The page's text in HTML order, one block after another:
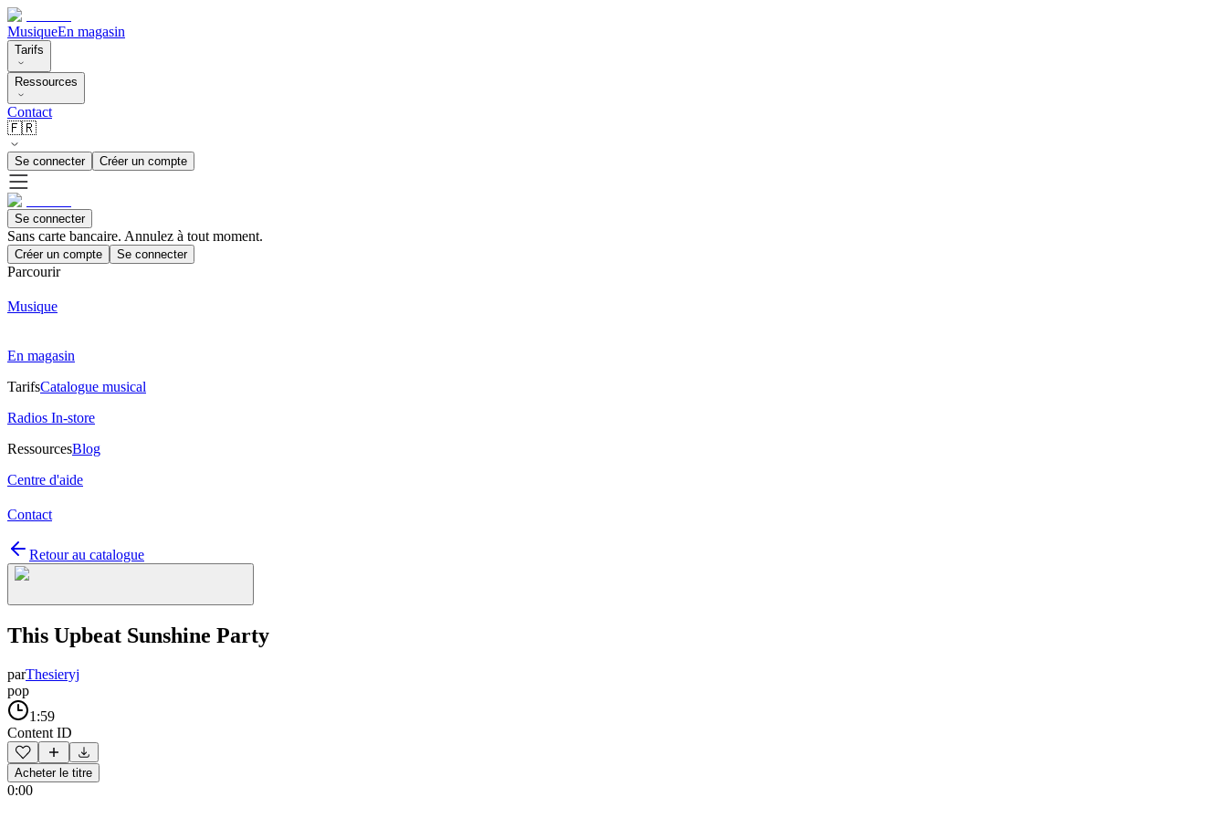
MusiqueEn magasin
Tarifs
Ressources
Contact
🇫🇷
Se connecter Créer un compte
Se connecter
Sans carte bancaire. Annulez à tout moment.
Créer un compte Se connecter
Parcourir
Musique
En magasin
TarifsCatalogue musical
Radios In-store
RessourcesBlog
Centre d'aide
Contact
Retour au catalogue
This Upbeat Sunshine Party
parThesieryj
pop
1:59
Content ID
Acheter le titre
0:00